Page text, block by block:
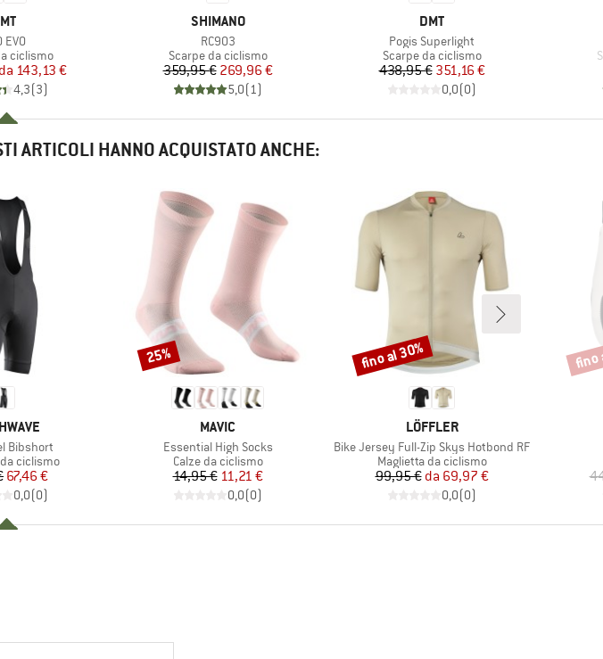
EVO
prodotti
ciclismo
Prezzo
Prezzo ridotto
da 143,13 €
4,3(3)
MARCHIO
SHIMANO
Articolo
RC903
Gruppo di prodotti
Scarpe da ciclismo
Prezzo
359,95 €Prezzo ridotto
269,96 €
5,0(1)
MARCHIO
DMT
Articolo
Pogis Superlight
Gruppo di prodotti
Scarpe da ciclismo
Prezzo
438,95 €Prezzo ridotto
351,16 €
0,0(0)
ARTICOLI HANNO ACQUISTATO ANCHE:
Bibshort
ciclismo
Prezzo
Prezzo ridotto
67,46 €
0,0(0)
MARCHIO
MAVIC
Articolo
Essential High Socks
Gruppo di prodotti
Calze da ciclismo
Prezzo
14,95 €Prezzo ridotto
11,21 €
0,0(0)
Sconto
25%
MARCHIO
LÖFFLER
Articolo
Bike Jersey Full-Zip Skys Hotbond RF
Gruppo di prodotti
Maglietta da ciclismo
Prezzo
99,95 € Prezzo ridotto
da 69,97 €
0,0(0)
Sconto
fino al 30% fino